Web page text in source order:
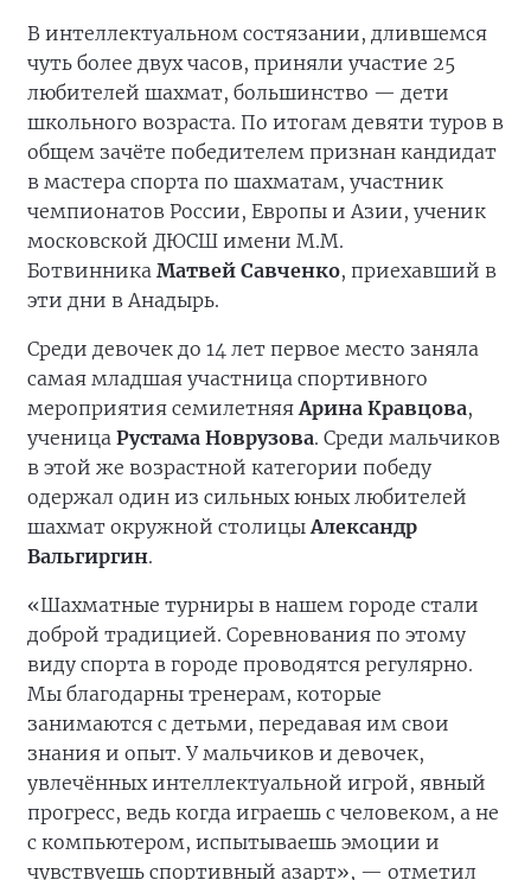
В интеллектуальном состязании, длившемся
чуть более двух часов, приняли участие 25
любителей шахмат, большинство — дети
школьного возраста. По итогам девяти туров в
общем зачёте победителем признан кандидат
в мастера спорта по шахматам, участник
чемпионатов России, Европы и Азии, ученик
московской ДЮСШ имени М.М.
Ботвинника Матвей Савченко, приехавший в
эти дни в Анадырь.
Среди девочек до 14 лет первое место заняла
самая младшая участница спортивного
мероприятия семилетняяАрина Кравцова,
ученица Рустама Новрузова. Среди мальчиков
в этой же возрастной категории победу
одержал один из сильных юных любителей
шахмат окружной столицыАлександр
Вальгиргин.
«Шахматные турниры в нашем городе стали
доброй традицией. Соревнования по этому
виду спорта в городе проводятся регулярно.
Мы благодарны тренерам, которые
занимаются с детьми, передавая им свои
знания и опыт. У мальчиков и девочек,
увлечённых интеллектуальной игрой, явный
прогресс, ведь когда играешь с человеком, а не
с компьютером, испытываешь эмоции и
чувствуешь спортивный азарт», — отметил